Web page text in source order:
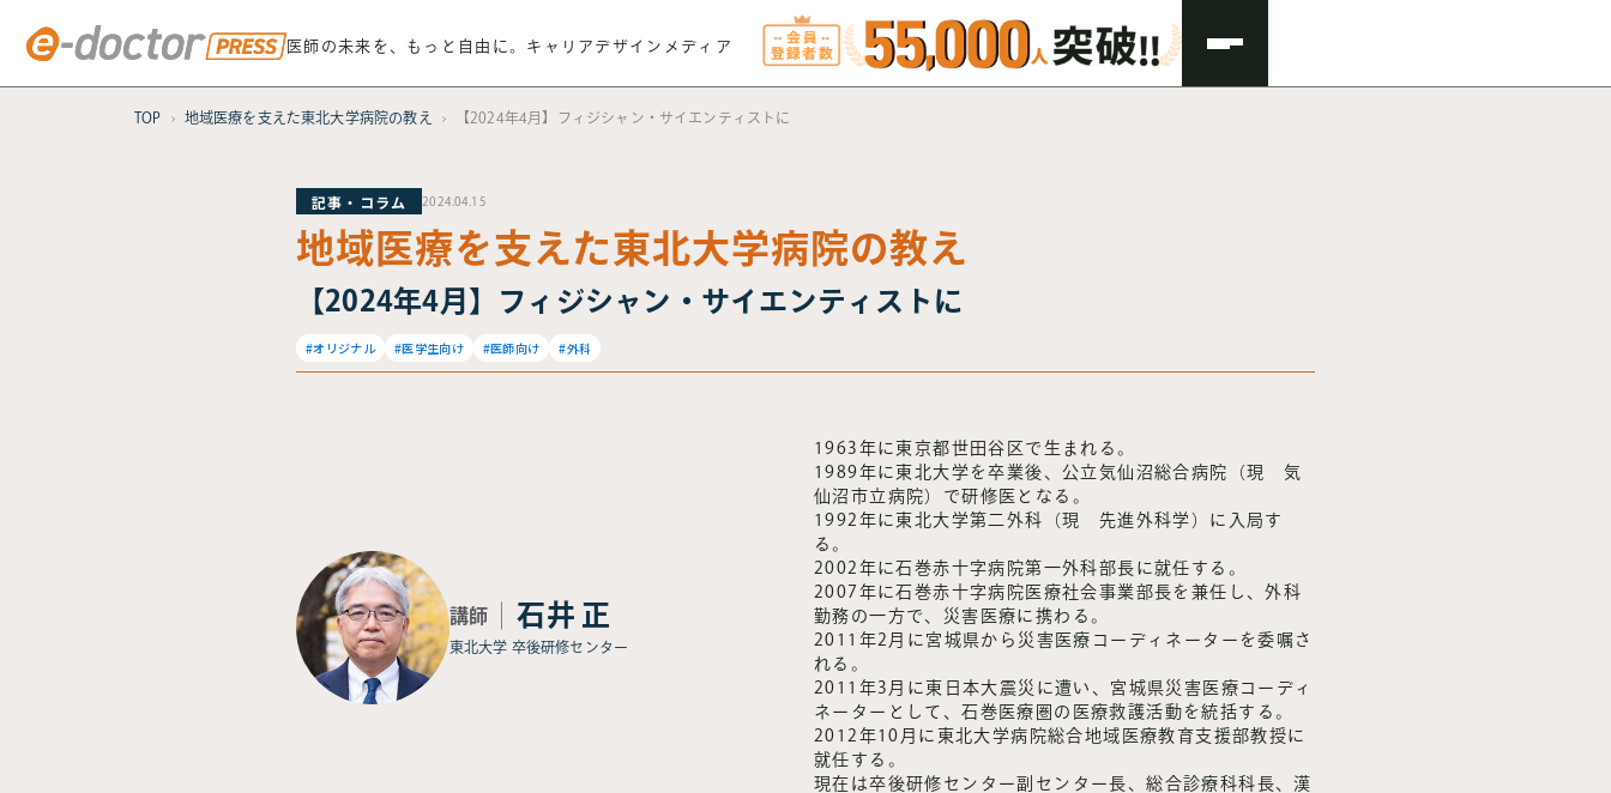
医師の未来を、もっと自由に。 キャリアデザインメディア
TOP 地域医療を支えた東北大学病院の教え 【2024年4月】フィジシャン・サイエンティストに
記事・コラム 2024.04.15
地域医療を支えた東北大学病院の教え
【2024年4月】フィジシャン・サイエンティストに
#オリジナル #医学生向け #医師向け #外科
講師 石井 正
東北大学 卒後研修センター
1963年に東京都世田谷区で生まれる。
1989年に東北大学を卒業後、公立気仙沼総合病院（現 気
仙沼市立病院）で研修医となる。
1992年に東北大学第二外科（現 先進外科学）に入局す
る。
2002年に石巻赤十字病院第一外科部長に就任する。
2007年に石巻赤十字病院医療社会事業部長を兼任し、外科
勤務の一方で、災害医療に携わる。
2011年2月に宮城県から災害医療コーディネーターを委嘱さ
れる。
2011年3月に東日本大震災に遭い、宮城県災害医療コーディ
ネーターとして、石巻医療圏の医療救護活動を統括する。
2012年10月に東北大学病院総合地域医療教育支援部教授に
就任する。
現在は卒後研修センター副センター長、総合診療科科長、漢